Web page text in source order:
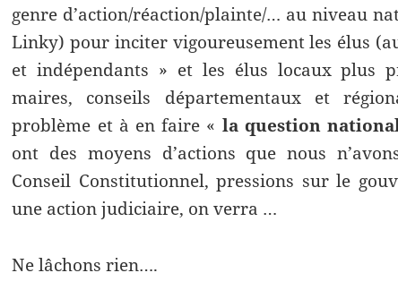
genre d’action/réaction/plainte/… au niveau
Linky) pour inciter vigoureusement les élus
et indépendants » et les élus locaux plus
maires, conseils départementaux et
problème et à en faire « la question
ont des moyens d’actions que nous
Conseil Constitutionnel, pressions sur le
une action judiciaire, on verra …
Ne lâchons rien….